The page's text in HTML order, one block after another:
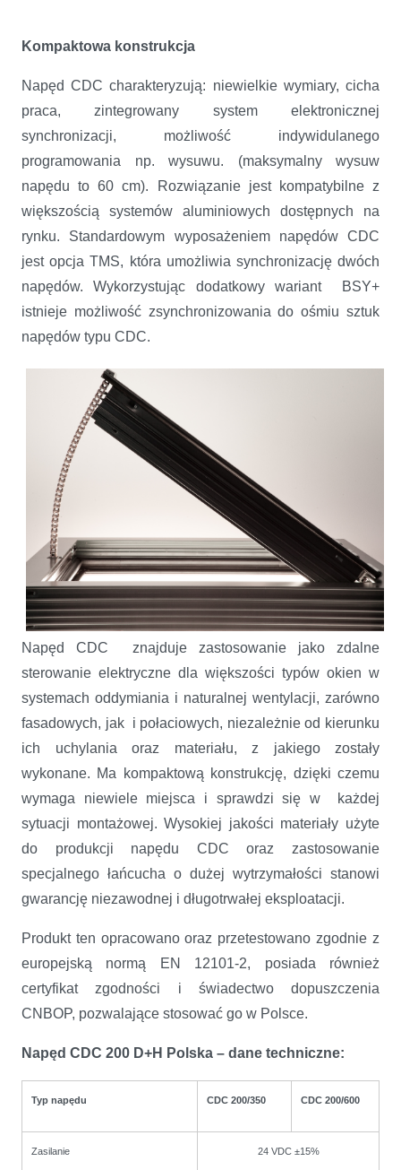
Kompaktowa konstrukcja
Napęd CDC charakteryzują: niewielkie wymiary, cicha
praca, zintegrowany system elektronicznej
synchronizacji, możliwość indywidulanego
programowania np. wysuwu. (maksymalny wysuw
napędu to 60 cm). Rozwiązanie jest kompatybilne z
większością systemów aluminiowych dostępnych na
rynku. Standardowym wyposażeniem napędów CDC
jest opcja TMS, która umożliwia synchronizację dwóch
napędów. Wykorzystując dodatkowy wariant BSY+
istnieje możliwość zsynchronizowania do ośmiu sztuk
napędów typu CDC.
Napęd CDC znajduje zastosowanie jako zdalne
sterowanie elektryczne dla większości typów okien w
systemach oddymiania i naturalnej wentylacji, zarówno
fasadowych, jak i połaciowych, niezależnie od kierunku
ich uchylania oraz materiału, z jakiego zostały
wykonane. Ma kompaktową konstrukcję, dzięki czemu
wymaga niewiele miejsca i sprawdzi się w każdej
sytuacji montażowej. Wysokiej jakości materiały użyte
do produkcji napędu CDC oraz zastosowanie
specjalnego łańcucha o dużej wytrzymałości stanowi
gwarancję niezawodnej i długotrwałej eksploatacji.
Produkt ten opracowano oraz przetestowano zgodnie z
europejską normą EN 12101-2, posiada również
certyfikat zgodności i świadectwo dopuszczenia
CNBOP, pozwalające stosować go w Polsce.
Napęd CDC 200 D+H Polska – dane techniczne:
Typ napędu CDC 200/350 CDC 200/600
Zasilanie 24 VDC ±15%